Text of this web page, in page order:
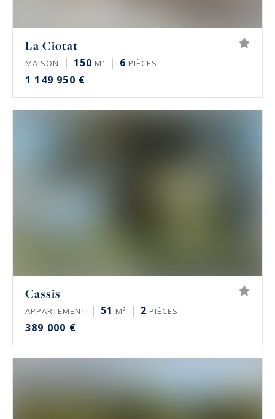
La Ciotat
MAISON 150 M² 6 PIÈCES
1 149 950 €
Cassis
APPARTEMENT 51 M² 2 PIÈCES
389 000 €